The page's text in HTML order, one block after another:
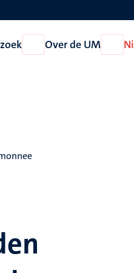
Open
Onderzoek
Over de UM
Open
Over